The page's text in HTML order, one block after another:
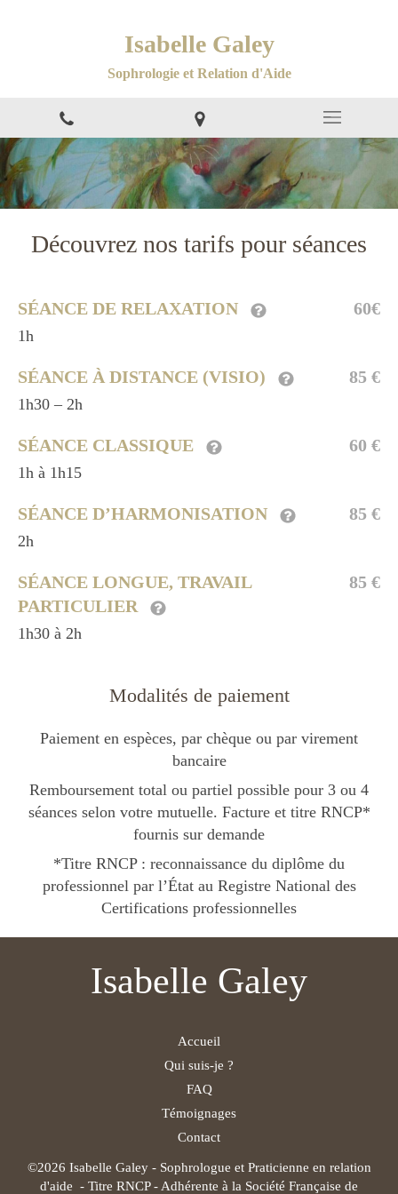
Isabelle Galey
Sophrologie et Relation d'Aide
Découvrez nos tarifs pour séances
60€
SÉANCE DE RELAXATION
1h
85 €
SÉANCE À DISTANCE (VISIO)
1h30 – 2h
60 €
SÉANCE CLASSIQUE
1h à 1h15
85 €
SÉANCE D’HARMONISATION
2h
85 €
SÉANCE LONGUE, TRAVAIL
PARTICULIER
1h30 à 2h
Modalités de paiement
Paiement en espèces, par chèque ou par virement
bancaire
Remboursement total ou partiel possible pour 3 ou 4
séances selon votre mutuelle. Facture et titre RNCP*
fournis sur demande
*Titre RNCP : reconnaissance du diplôme du
professionnel par l’État au Registre National des
Certifications professionnelles
Isabelle Galey
Accueil
Qui suis-je ?
FAQ
Témoignages
Contact
©2026 Isabelle Galey - Sophrologue et Praticienne en relation
d'aide - Titre RNCP - Adhérente à la Société Française de